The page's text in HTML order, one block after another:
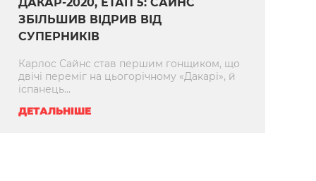
ДАКАР-2020, ЕТАП 5: САЙНС
ЗБІЛЬШИВ ВІДРИВ ВІД
СУПЕРНИКІВ
Карлос Сайнc став першим гонщиком, що
двічі переміг на цьогорічному «Дакарі», й
іспанець...
ДЕТАЛЬНІШЕ